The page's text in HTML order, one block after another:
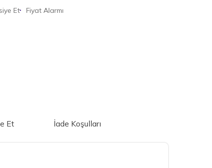
Et Fiyat Alarmı
Et İade Koşulları